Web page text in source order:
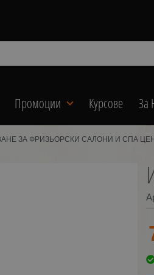
Промоции Курсове За
ЗА ФРИЗЬОРСКИ САЛОНИ И СПА